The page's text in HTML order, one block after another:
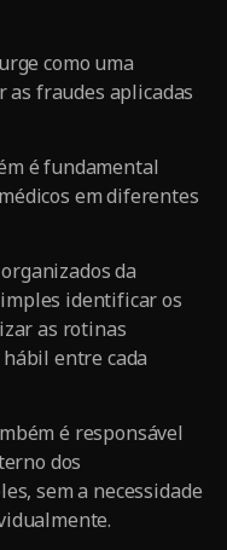
como uma
fraudes aplicadas
é fundamental
em diferentes
da
identificar os
as rotinas
entre cada
é responsável
dos
sem a necessidade